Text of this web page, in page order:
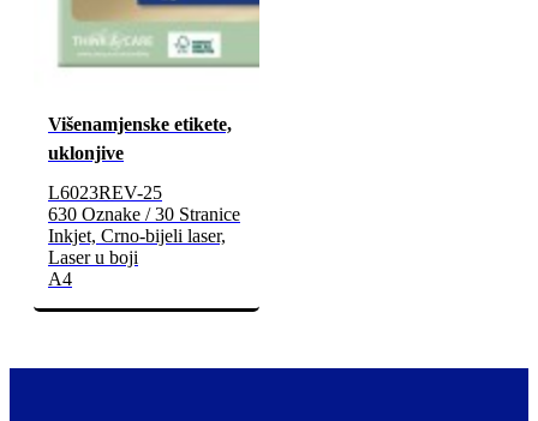
Višenamjenske etikete,
uklonjive
L6023REV-25
630 Oznake / 30 Stranice
Inkjet, Crno-bijeli laser,
Laser u boji
A4